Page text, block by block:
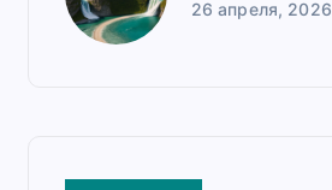
26 апреля, 2026